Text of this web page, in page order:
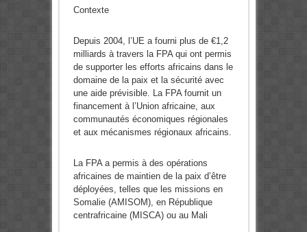
Contexte
Depuis 2004, l’UE a fourni plus de €1,2
milliards à travers la FPA qui ont permis
de supporter les efforts africains dans le
domaine de la paix et la sécurité avec
une aide prévisible. La FPA fournit un
financement à l’Union africaine, aux
communautés économiques régionales
et aux mécanismes régionaux africains.
La FPA a permis à des opérations
africaines de maintien de la paix d’être
déployées, telles que les missions en
Somalie (AMISOM), en République
centrafricaine (MISCA) ou au Mali